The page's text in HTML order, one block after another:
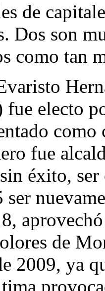
de
Dos son
como tan
electo
fue
éxito,
ser
de
2009, ya